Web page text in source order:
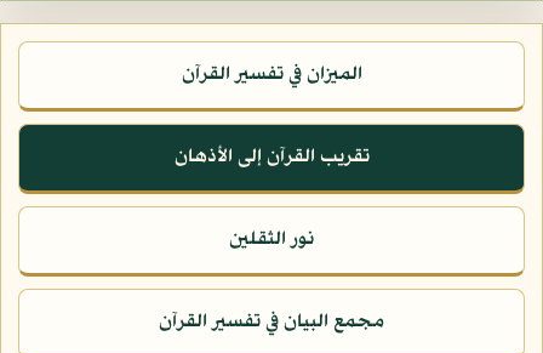
الميزان في تفسير القرآن
تقريب القرآن إلى الأذهان
نور الثقلين
مجمع البيان في تفسير القرآن